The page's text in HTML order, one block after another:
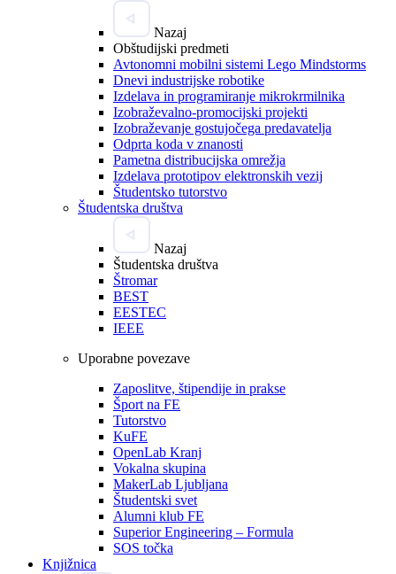
Nazaj
Obštudijski predmeti
Avtonomni mobilni sistemi Lego Mindstorms
Dnevi industrijske robotike
Izdelava in programiranje mikrokrmilnika
Izobraževalno-promocijski projekti
Izobraževanje gostujočega predavatelja
Odprta koda v znanosti
Pametna distribucijska omrežja
Izdelava prototipov elektronskih vezij
Študentsko tutorstvo
Študentska društva
Nazaj
Študentska društva
Štromar
BEST
EESTEC
IEEE
Uporabne povezave
Zaposlitve, štipendije in prakse
Šport na FE
Tutorstvo
KuFE
OpenLab Kranj
Vokalna skupina
MakerLab Ljubljana
Študentski svet
Alumni klub FE
Superior Engineering – Formula
SOS točka
Knjižnica